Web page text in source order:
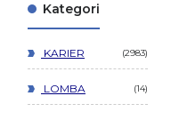
Kategori
KARIER 2983
LOMBA 14